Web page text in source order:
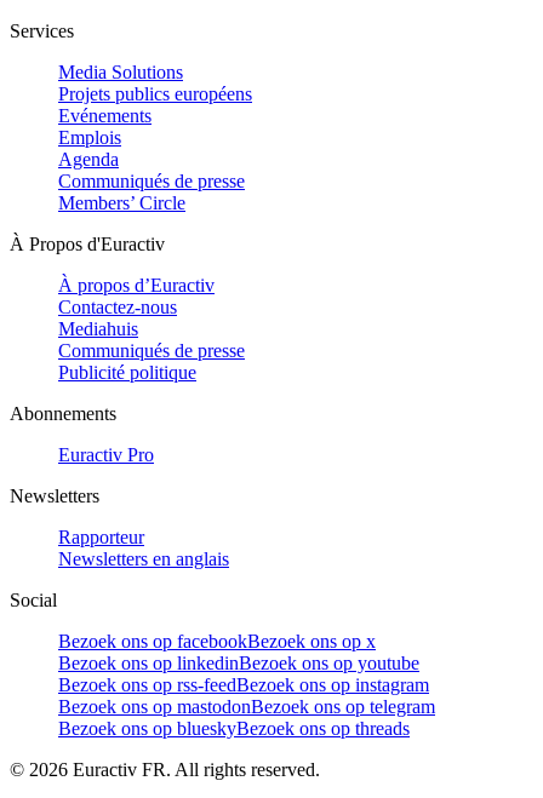
Services
Media Solutions
Projets publics européens
Evénements
Emplois
Agenda
Communiqués de presse
Members’ Circle
À Propos d'Euractiv
À propos d’Euractiv
Contactez-nous
Mediahuis
Communiqués de presse
Publicité politique
Abonnements
Euractiv Pro
Newsletters
Rapporteur
Newsletters en anglais
Social
Bezoek ons op facebookBezoek ons op x
Bezoek ons op linkedinBezoek ons op youtube
Bezoek ons op rss-feedBezoek ons op instagram
Bezoek ons op mastodonBezoek ons op telegram
Bezoek ons op blueskyBezoek ons op threads
© 2026 Euractiv FR. All rights reserved.